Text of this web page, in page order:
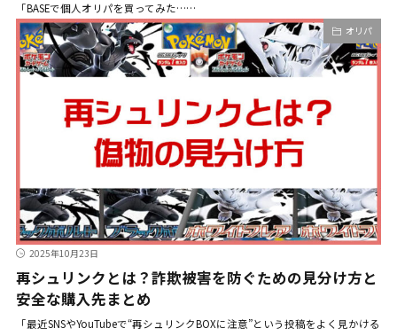
「BASEで個人オリパを買ってみた……
オリパ
2025年10月23日
再シュリンクとは？詐欺被害を防ぐための見分け方と
安全な購入先まとめ
「最近SNSやYouTubeで“再シュリンクBOXに注意”という投稿をよく見かける